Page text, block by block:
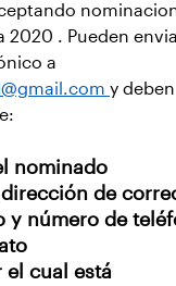
2020 . Pueden
a
y deben
nominado
de
y número de
el cual está